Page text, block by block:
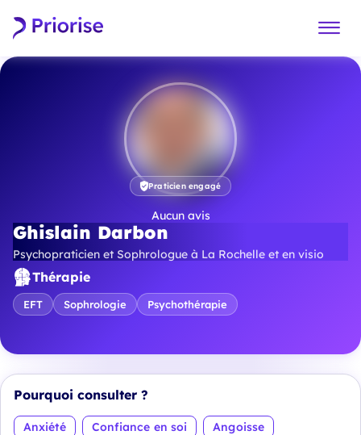
Praticien engagé
Aucun avis
Ghislain Darbon
Psychopraticien et Sophrologue à La Rochelle et en visio
Thérapie
EFT Sophrologie Psychothérapie
Pourquoi consulter ?
Anxiété Confiance en soi
Angoisse